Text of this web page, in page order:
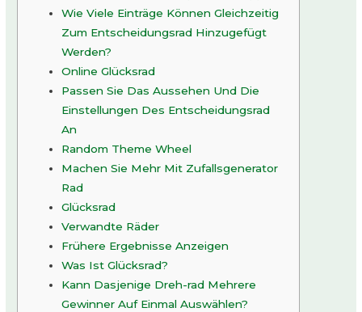
Wie Viele Einträge Können Gleichzeitig
Zum Entscheidungsrad Hinzugefügt
Werden?
Online Glücksrad
Passen Sie Das Aussehen Und Die
Einstellungen Des Entscheidungsrad
An
Random Theme Wheel
Machen Sie Mehr Mit Zufallsgenerator
Rad
Glücksrad
Verwandte Räder
Frühere Ergebnisse Anzeigen
Was Ist Glücksrad?
Kann Dasjenige Dreh-rad Mehrere
Gewinner Auf Einmal Auswählen?